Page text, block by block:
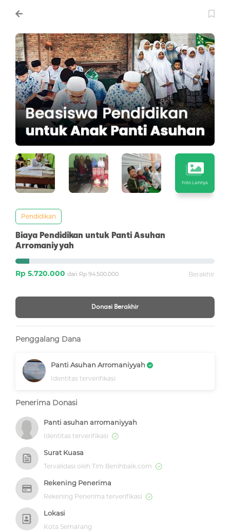
Foto Lainnya
Pendidikan
Biaya Pendidikan untuk Panti Asuhan
Arromaniyyah
Rp 5.720.000 dari Rp 94.500.000 Berakhir
Donasi Berakhir
Penggalang Dana
Panti Asuhan Arromaniyyah
Identitas terverifikasi
Penerima Donasi
Panti asuhan arromaniyyah
Identitas terverifikasi
Surat Kuasa
Tervalidasi oleh Tim Benihbaik.com
Rekening Penerima
Rekening Penerima terverifikasi
Lokasi
Kota Semarang